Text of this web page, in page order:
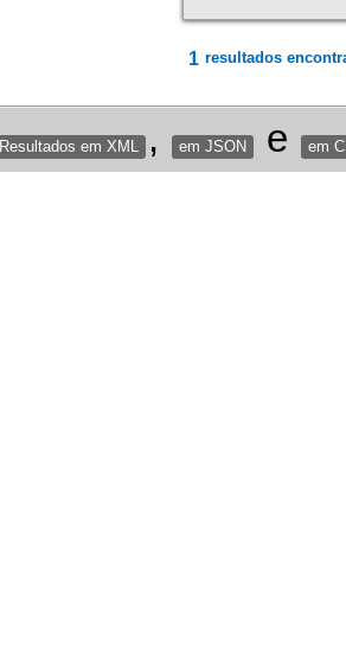
1 resultados
Resultados em XML , em JSON e em